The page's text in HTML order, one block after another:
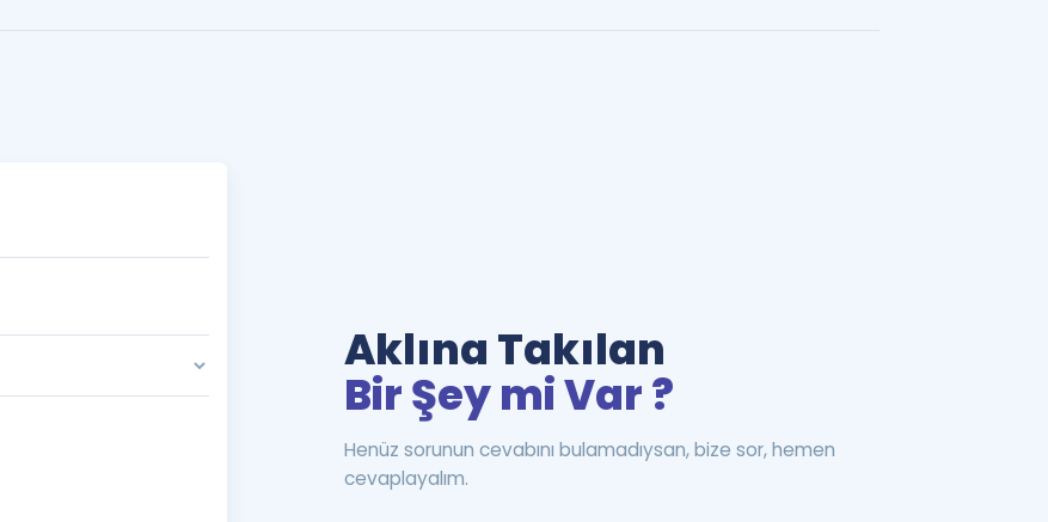
Aklına Takılan
Bir Şey mi Var ?
Henüz sorunun cevabını bulamadıysan, bize sor, hemen
cevaplayalım.